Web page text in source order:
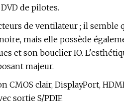
de pilotes.
de ventilateur ; il semble
mais elle possède
et son bouclier IO.
majeur.
clair, DisplayPort, HDMI,
sortie S/PDIF.